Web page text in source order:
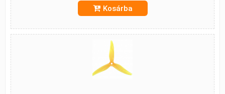
Kosárba